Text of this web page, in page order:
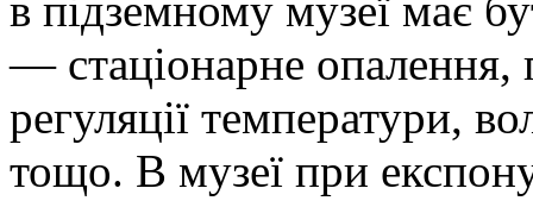
в підземному музеї має
— стаціонарне опалення,
регуляції температури,
тощо. В музеї при